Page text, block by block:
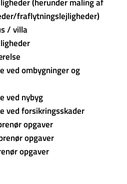
(herunder maling af
fraflytningslejligheder)
/ villa
ved ombygninger og
ved nybyg
ved forsikringsskader
opgaver
opgaver
opgaver